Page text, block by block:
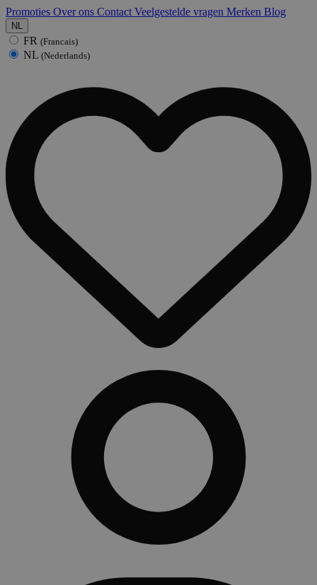
Promoties Over ons Contact Veelgestelde vragen Merken Blog
NL
FR (Francais)
NL (Nederlands)